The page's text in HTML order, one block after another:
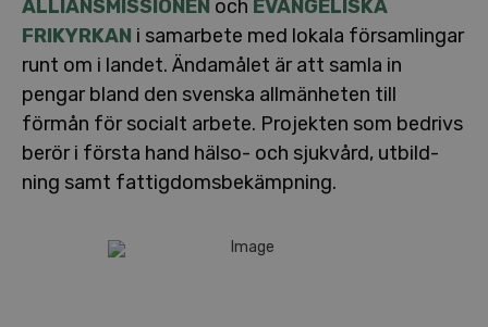
AL­LI­ANS­MIS­SIO­NEN och EVAN­GE­LIS­KA
FRIKYRKAN i samarbete med lokala för­sam­ling­ar
runt om i landet. Ändamålet är att samla in
pengar bland den svenska all­män­he­ten till
förmån för socialt arbete. Projekten som bedrivs
berör i första hand hälso- och sjukvård, ut­bild­
ning samt fat­tig­doms­be­kämp­ning.